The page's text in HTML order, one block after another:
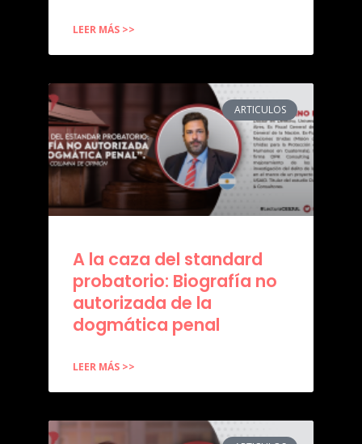
LEER MÁS >>
ARTICULOS
A la caza del standard
probatorio: Biografía no
autorizada de la
dogmática penal
LEER MÁS >>